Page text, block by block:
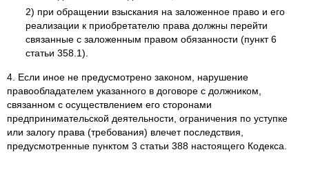
2) при обращении взыскания на заложенное право и его
реализации к приобретателю права должны перейти
связанные с заложенным правом обязанности (пункт 6
статьи 358.1).
4. Если иное не предусмотрено законом, нарушение
правообладателем указанного в договоре с должником,
связанном с осуществлением его сторонами
предпринимательской деятельности, ограничения по уступке
или залогу права (требования) влечет последствия,
предусмотренные пунктом 3 статьи 388 настоящего Кодекса.